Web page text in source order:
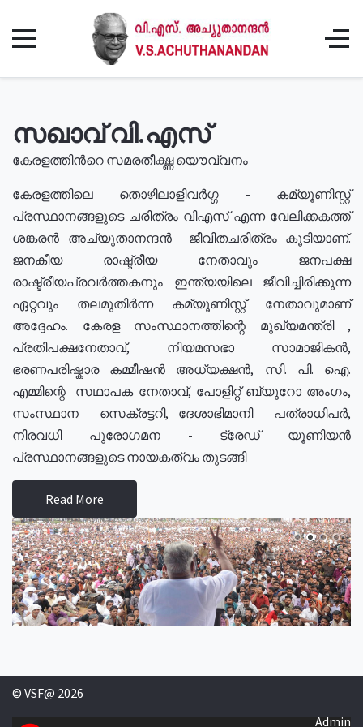
സഖാവ് വി.എസ്
കേരളത്തിൻറെ സമരതീക്ഷ്ണ യൌവ്വനം
കേരളത്തിലെ തൊഴിലാളിവർഗ്ഗ - കമ്യൂണിസ്റ്റ്
പ്രസ്ഥാനങ്ങളുടെ ചരിത്രം വിഎസ് എന്ന വേലിക്കകത്ത്
ശങ്കരൻ അച്യുതാനന്ദൻ ജീവിതചരിത്രം കൂടിയാണ്.
ജനകീയ രാഷ്ട്രീയ നേതാവും ജനപക്ഷ
രാഷ്ട്രീയപ്രവർത്തകനും ഇന്ത്യയിലെ ജീവിച്ചിരിക്കുന്ന
ഏറ്റവും തലമുതിർന്ന കമ്യൂണിസ്റ്റ് നേതാവുമാണ്
അദ്ദേഹം. കേരള സംസ്ഥാനത്തിന്റെ മുഖ്യമന്ത്രി ,
പ്രതിപക്ഷനേതാവ്, നിയമസഭാ സാമാജികൻ,
ഭരണപരിഷ്കാര കമ്മീഷൻ അധ്യക്ഷൻ, സി. പി. ഐ.
എമ്മിന്റെ സഥാപക നേതാവ്, പോളിറ്റ് ബ്യുറോ അംഗം,
സംസ്ഥാന സെക്രട്ടറി, ദേശാഭിമാനി പത്രാധിപർ,
നിരവധി പുരോഗമന - ട്രേഡ് യൂണിയൻ
പ്രസ്ഥാനങ്ങളുടെ നായകത്വം തുടങ്ങി
Read More
© VSF@ 2026
Admin